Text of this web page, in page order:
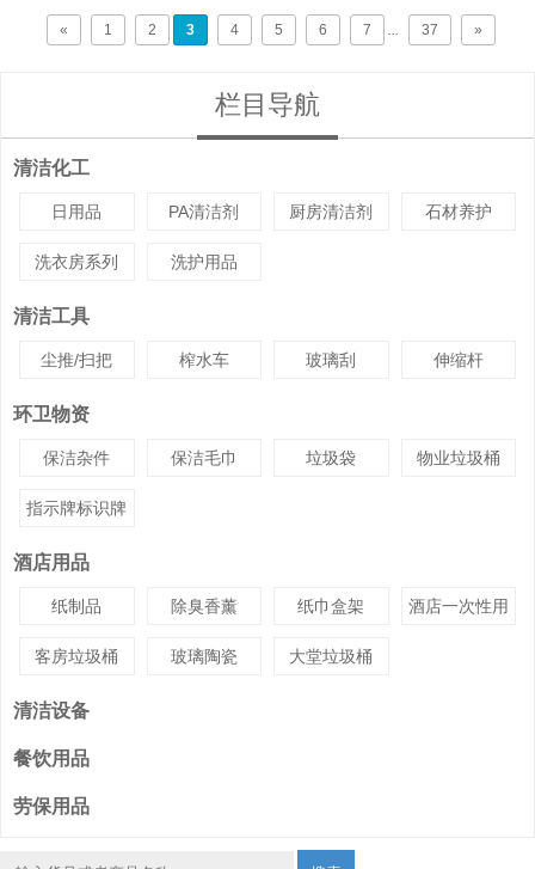
« 1 2 3 4 5 6 7 37 »
栏目导航
清洁化工
日用品 PA清洁剂 厨房清洁剂 石材养护
洗衣房系列 洗护用品
清洁工具
尘推/扫把 榨水车 玻璃刮 伸缩杆
环卫物资
保洁杂件 保洁毛巾 垃圾袋 物业垃圾桶
指示牌标识牌
酒店用品
纸制品 除臭香薰 纸巾盒架
酒店一次性用
客房垃圾桶 玻璃陶瓷 大堂垃圾桶
清洁设备
餐饮用品
劳保用品